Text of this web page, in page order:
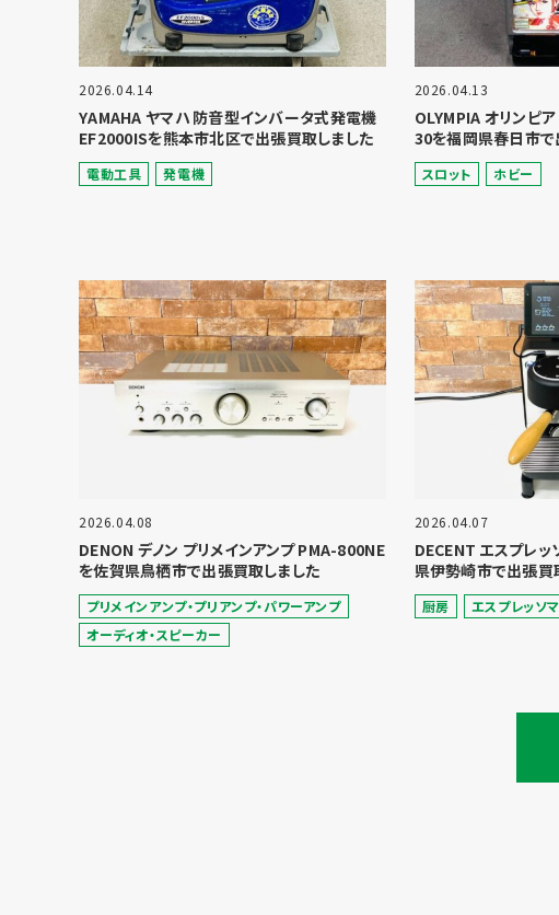
2026.04.14
YAMAHA ヤマハ 防音型インバータ式発電機
EF2000ISを熊本市北区で出張買取しました
電動⼯具 発電機
2026.04.13
OLYMPIA オリンピ
30を福岡県春日市で
スロット ホビー
2026.04.08
DENON デノン プリメインアンプ PMA-800NE
を佐賀県鳥栖市で出張買取しました
プリメインアンプ・プリアンプ・パワーアンプ
オーディオ・スピーカー
2026.04.07
DECENT エスプレ
県伊勢崎市で出張買
厨房 エスプレッソ